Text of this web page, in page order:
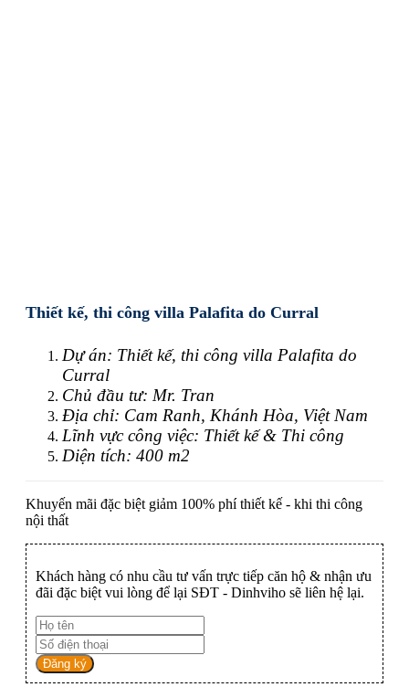
Thiết kế, thi công villa Palafita do Curral
Dự án: Thiết kế, thi công villa Palafita do
Curral
Chủ đầu tư: Mr. Tran
Địa chỉ: Cam Ranh, Khánh Hòa, Việt Nam
Lĩnh vực công việc: Thiết kế & Thi công
Diện tích: 400 m2
Khuyến mãi đặc biệt giảm 100% phí thiết kế - khi thi công
nội thất
Khách hàng có nhu cầu tư vấn trực tiếp căn hộ & nhận ưu
đãi đặc biệt vui lòng để lại SĐT - Dinhviho sẽ liên hệ lại.
Đăng ký